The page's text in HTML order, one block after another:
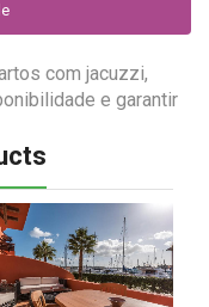
com jacuzzi,
e garantir